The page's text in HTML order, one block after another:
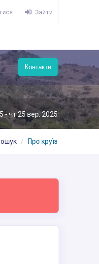
Зайти
Контакти
- чт 25 вер. 2025
Про круїз